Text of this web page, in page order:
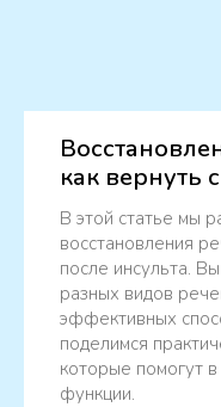
как вернуть
В этой статье мы
восстановления
после инсульта.
разных видов
эффективных
поделимся
которые помогут
функции.